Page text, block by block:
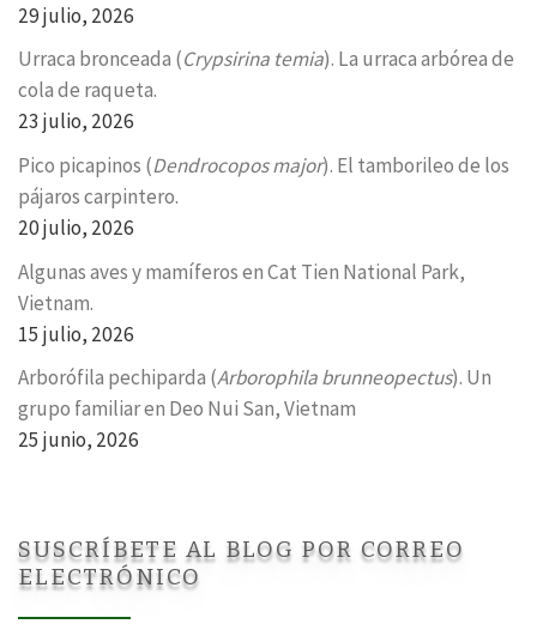
29 julio, 2026
Urraca bronceada (Crypsirina temia). La urraca arbórea de
cola de raqueta.
23 julio, 2026
Pico picapinos (Dendrocopos major). El tamborileo de los
pájaros carpintero.
20 julio, 2026
Algunas aves y mamíferos en Cat Tien National Park,
Vietnam.
15 julio, 2026
Arborófila pechiparda (Arborophila brunneopectus). Un
grupo familiar en Deo Nui San, Vietnam
25 junio, 2026
SUSCRÍBETE AL BLOG POR CORREO
ELECTRÓNICO